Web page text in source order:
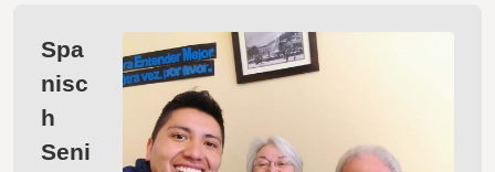
Spa
nisc
h
Seni